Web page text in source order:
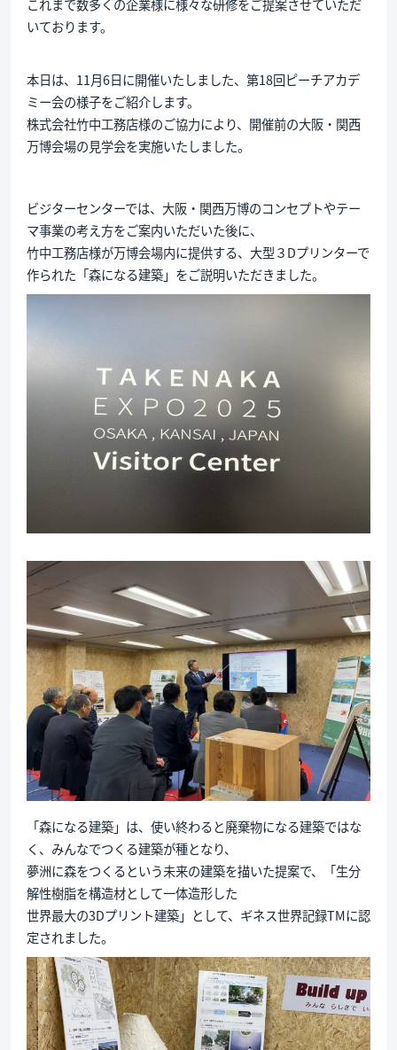
いております。
本日は、11月6日に開催いたしました、第18回ピーチアカデ
ミー会の様子をご紹介します。
株式会社竹中工務店様のご協力により、開催前の大阪・関西
万博会場の見学会を実施いたしました。
ビジターセンターでは、大阪・関西万博のコンセプトやテー
マ事業の考え方をご案内いただいた後に、
竹中工務店様が万博会場内に提供する、大型３Dプリンターで
作られた「森になる建築」をご説明いただきました。
「森になる建築」は、使い終わると廃棄物になる建築ではな
く、みんなでつくる建築が種となり、
夢洲に森をつくるという未来の建築を描いた提案で、「生分
解性樹脂を構造材として一体造形した
世界最大の3Dプリント建築」として、ギネス世界記録TMに認
定されました。